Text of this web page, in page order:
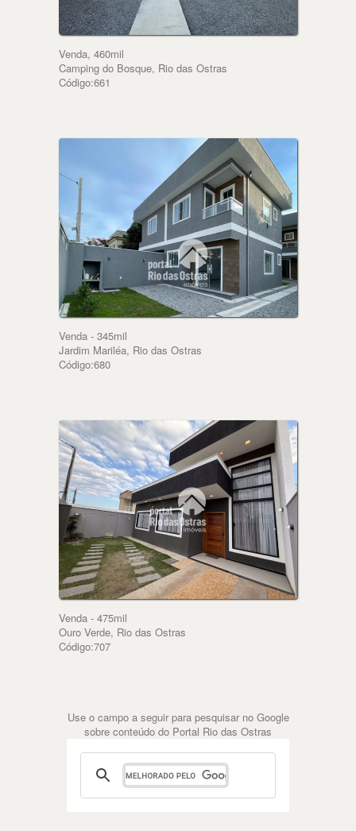
Venda, 460mil
Camping do Bosque, Rio das Ostras
Código:661
Venda - 345mil
Jardim Mariléa, Rio das Ostras
Código:680
Venda - 475mil
Ouro Verde, Rio das Ostras
Código:707
Use o campo a seguir para pesquisar no Google
sobre conteúdo do Portal Rio das Ostras